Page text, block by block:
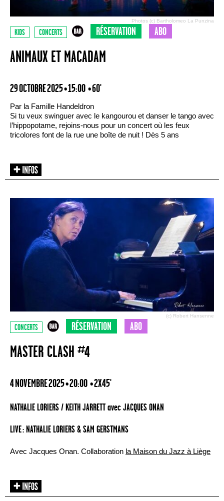
Photos (c) Bartholomeo La Punzina
KIDS CONCERTS RÉSERVATION ABO
ANIMAUX ET MACADAM
29 OCTOBRE 2025 • 15:00 • 60'
Par la Famille Handeldron
Si tu veux swinguer avec le kangourou et danser le tango avec
l’hippopotame, rejoins-nous pour un concert où les feux
tricolores font de la rue une boîte de nuit ! Dès 5 ans
(c) Robert Hansenne
CONCERTS RÉSERVATION ABO
MASTER CLASH #4
4 NOVEMBRE 2025 • 20:00 • 2X45'
NATHALIE LORIERS / KEITH JARRETT avec JACQUES ONAN
LIVE : NATHALIE LORIERS & SAM GERSTMANS
Avec Jacques Onan. Collaboration la Maison du Jazz à Liège